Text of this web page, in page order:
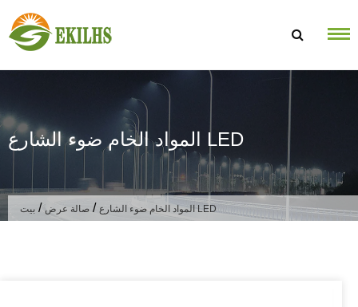
المواد الخام ضوء الشارع LED
بيت / صالة عرض / المواد الخام ضوء الشارع LED